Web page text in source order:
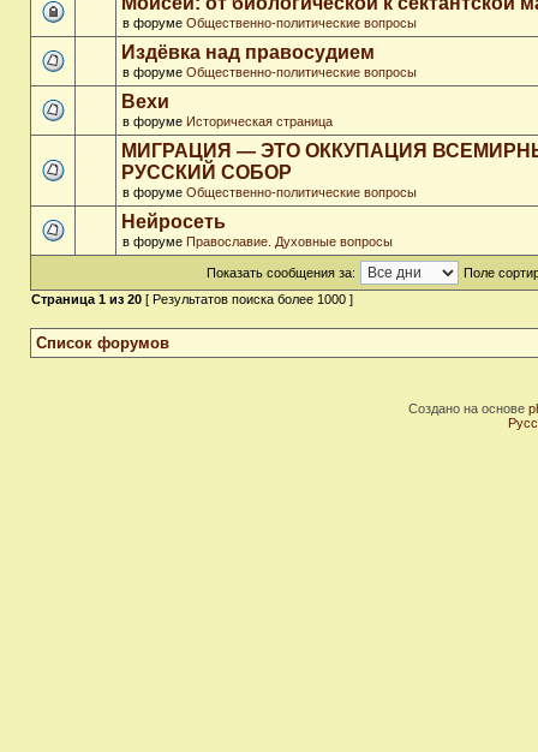
в форуме Общественно-политические вопросы
Издёвка над правосудием
в форуме Общественно-политические вопросы
Вехи
в форуме Историческая страница
МИГРАЦИЯ — ЭТО ОККУПАЦИЯ
РУССКИЙ СОБОР
в форуме Общественно-политические вопросы
Нейросеть
в форуме Православие. Духовные вопросы
Показать сообщения за:
Поле
Страница 1 из 20 [ Результатов поиска более 1000 ]
Список форумов
Создано на основе